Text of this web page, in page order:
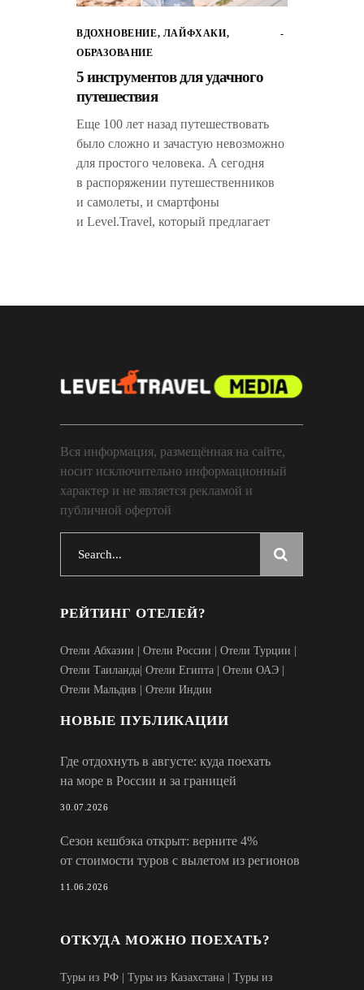
ВДОХНОВЕНИЕ, ЛАЙФХАКИ,
ОБРАЗОВАНИЕ
5 инструментов для удачного
путешествия
Еще 100 лет назад путешествовать
было сложно и зачастую невозможно
для простого человека. А сегодня
в распоряжении путешественников
и самолеты, и смартфоны
и Level.Travel, который предлагает
Вся информация, размещённая на сайте,
носит исключительно информационный
характер и не является рекламой и
публичной офертой
РЕЙТИНГ ОТЕЛЕЙ?
Отели Абхазии Отели России Отели Турции
Отели Таиланда Отели Египта Отели ОАЭ
Отели Мальдив
Отели Индии
НОВЫЕ ПУБЛИКАЦИИ
Где отдохнуть в августе: куда поехать
на море в России и за границей
30.07.2026
Сезон кешбэка открыт: верните 4%
от стоимости туров с вылетом из регионов
11.06.2026
ОТКУДА МОЖНО ПОЕХАТЬ?
Туры из РФ Туры из Казахстана Туры из